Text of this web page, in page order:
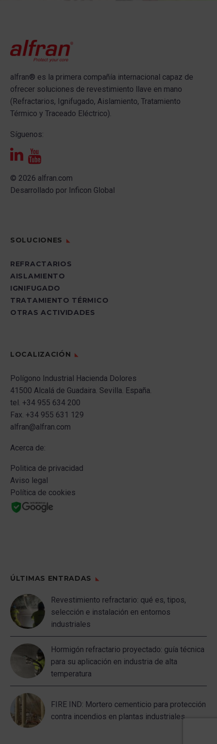
alfran® es la primera compañía internacional capaz de
ofrecer soluciones de revestimiento llave en mano
(Refractarios, Ignifugado, Aislamiento, Tratamiento
Térmico y Traceado Eléctrico).
Síguenos:
© 2026 alfran.com
Desarrollado por Inficon Global
SOLUCIONES
REFRACTARIOS
AISLAMIENTO
IGNIFUGADO
TRATAMIENTO TÉRMICO
OTRAS ACTIVIDADES
LOCALIZACIÓN
Polígono Industrial Hacienda Dolores
41500 Alcalá de Guadaira. Sevilla. España.
tel. +34 955 634 200
Fax. +34 955 631 129
alfran@alfran.com
Acerca de:
Politica de privacidad
Aviso legal
Política de cookies
ÚLTIMAS ENTRADAS
Revestimiento refractario: qué es, tipos,
selección e instalación en entornos
industriales
Hormigón refractario proyectado: guía técnica
para su aplicación en industria de alta
temperatura
FIRE IND: Mortero cementicio para protección
contra incendios en plantas industriales